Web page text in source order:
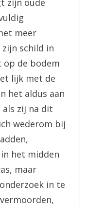
zijn oude
meer
schild in
op de bodem
lijk met de
het aldus aan
als zij na dit
wederom bij
het midden
maar
in te